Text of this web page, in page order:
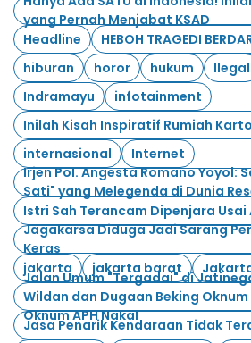
yang Pernah Menjabat KSAD
Headline
HEBOH TRAGEDI
hiburan
horor hukum Ilegal
Indramayu
infotainment
Inilah Kisah Inspiratif Rumiah
internasional
Internet
Irjen Pol. Angesta Romano Yoyol:
Sati" yang Melegenda di Dunia
Istri Sah Terancam Dipenjara Usai
Jagakarsa Diduga Jadi Sarang
Keras
jakarta
jakarta barat
Jalan Umum "Tergadai" di
Wildan dan Dugaan Beking
Oknum APH Nakal
Jasa Penarik Kendaraan Tidak